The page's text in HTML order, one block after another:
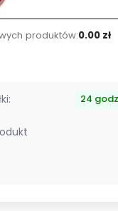
produktów:0.00 zł
24